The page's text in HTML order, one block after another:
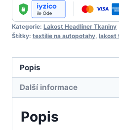
No
:
60
Kategorie: Lakost Headliner Tkaniny
Štítky: textilie na autopotahy, lakost
Popis
Další informace
Popis